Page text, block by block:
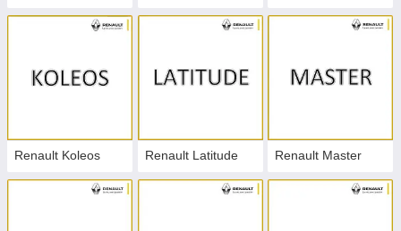
Renault Koleos Renault Latitude Renault Master